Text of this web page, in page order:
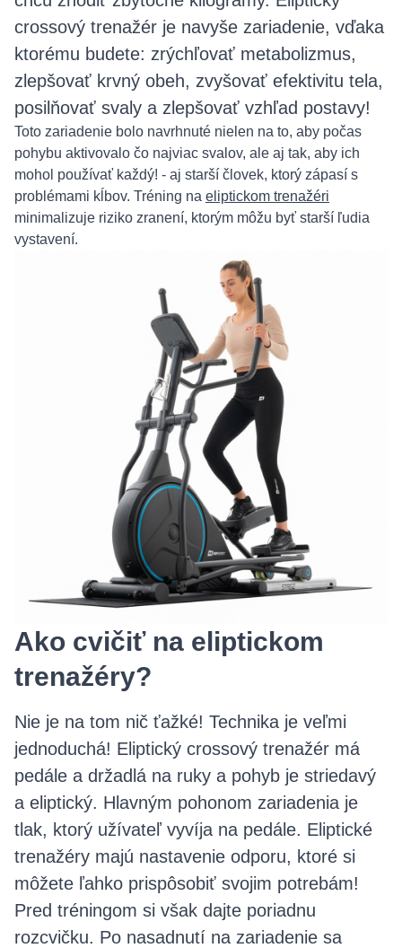
crossový trenažér je navyše zariadenie, vďaka
ktorému budete: zrýchľovať metabolizmus,
zlepšovať krvný obeh, zvyšovať efektivitu tela,
posilňovať svaly a zlepšovať vzhľad postavy!
Toto zariadenie bolo navrhnuté nielen na to, aby počas
pohybu aktivovalo čo najviac svalov, ale aj tak, aby ich
mohol používať každý! - aj starší človek, ktorý zápasí s
problémami kĺbov. Tréning na eliptickom trenažéri
minimalizuje riziko zranení, ktorým môžu byť starší ľudia
vystavení.
Ako cvičiť na eliptickom
trenažéry?
Nie je na tom nič ťažké! Technika je veľmi
jednoduchá! Eliptický crossový trenažér má
pedále a držadlá na ruky a pohyb je striedavý
a eliptický. Hlavným pohonom zariadenia je
tlak, ktorý užívateľ vyvíja na pedále. Eliptické
trenažéry majú nastavenie odporu, ktoré si
môžete ľahko prispôsobiť svojim potrebám!
Pred tréningom si však dajte poriadnu
rozcvičku. Po nasadnutí na zariadenie sa